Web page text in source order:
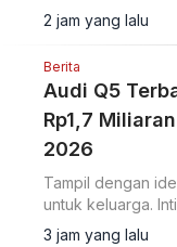
merasakan
model
2 jam yang lalu
Berita
Audi Q5
Rp1,7
2026
Tampil dengan
untuk keluarga.
3 jam yang lalu